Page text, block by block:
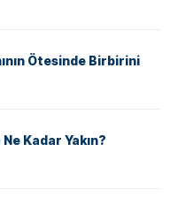
Ötesinde Birbirini
Kadar Yakın?